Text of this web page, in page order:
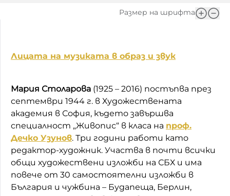
Размер на шрифта
Лицата на музиката в образ и звук
Мария Столарова (1925 – 2016) постъпва през
септември 1944 г. в Художествената
академия в София, където завършва
специалност „Живопис“ в класа на проф.
Дечко Узунов. Три години работи като
редактор-художник. Участва в почти всички
общи художествени изложби на СБХ и има
повече от 30 самостоятелни изложби в
България и чужбина – Будапеща, Берлин,